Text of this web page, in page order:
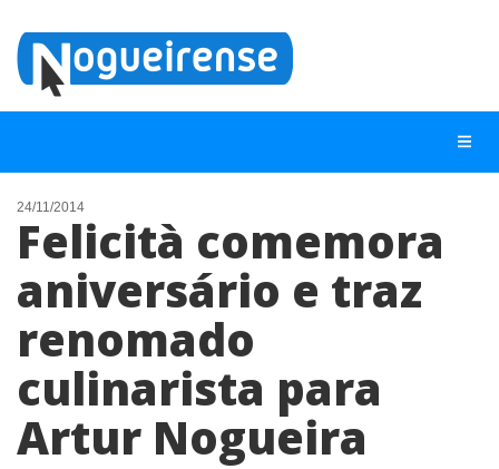
NOTÍCIAS
LISTA DIGITAL
QUEM SOMOS
CONTATO
ANUNCIE
24/11/2014
Felicità comemora
aniversário e traz
renomado
culinarista para
Artur Nogueira